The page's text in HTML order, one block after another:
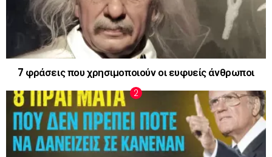
7 φράσεις που χρησιμοποιούν οι ευφυείς άνθρωποι